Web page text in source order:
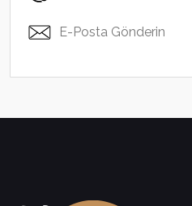
E-Posta Gönderin